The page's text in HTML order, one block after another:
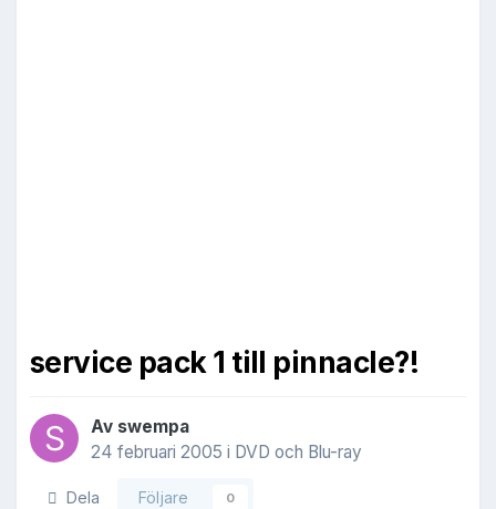
service pack 1 till pinnacle?!
Av swempa
24 februari 2005 i DVD och Blu-ray
Dela Följare 0